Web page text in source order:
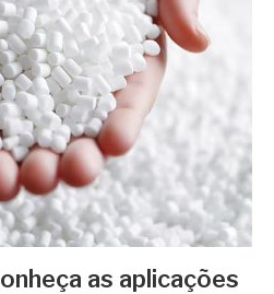
as aplicações